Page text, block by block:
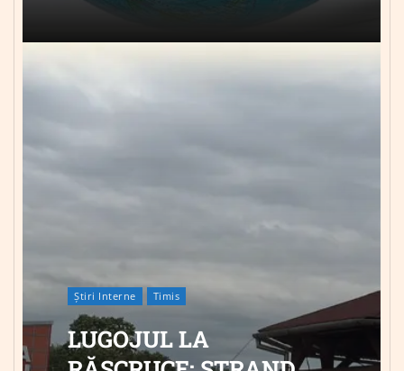
Știri Interne Timis
LUGOJUL LA